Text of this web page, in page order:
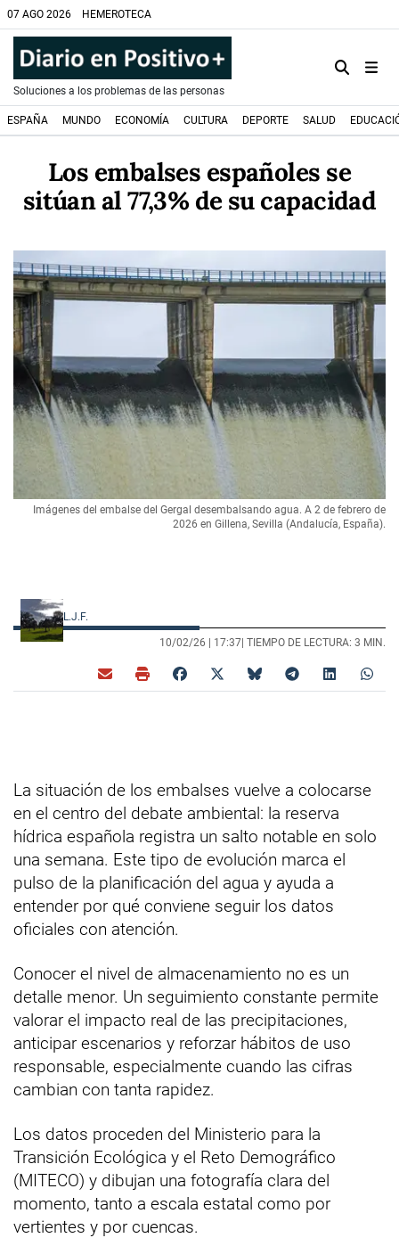
07 AGO 2026 HEMEROTECA
Soluciones a los problemas de las personas
ESPAÑA MUNDO ECONOMÍA CULTURA DEPORTE SALUD
Los embalses españoles se
sitúan al 77,3% de su capacidad
Imágenes del embalse del Gergal desembalsando agua. A 2 de febrero de
2026 en Gillena, Sevilla (Andalucía, España).
L.J.F.
10/02/26 | 17:37| TIEMPO DE LECTURA: 3 MIN.
La situación de los embalses vuelve a colocarse
en el centro del debate ambiental: la reserva
hídrica española registra un salto notable en solo
una semana. Este tipo de evolución marca el
pulso de la planificación del agua y ayuda a
entender por qué conviene seguir los datos
oficiales con atención.
Conocer el nivel de almacenamiento no es un
detalle menor. Un seguimiento constante permite
valorar el impacto real de las precipitaciones,
anticipar escenarios y reforzar hábitos de uso
responsable, especialmente cuando las cifras
cambian con tanta rapidez.
Los datos proceden del Ministerio para la
Transición Ecológica y el Reto Demográfico
(MITECO) y dibujan una fotografía clara del
momento, tanto a escala estatal como por
vertientes y por cuencas.